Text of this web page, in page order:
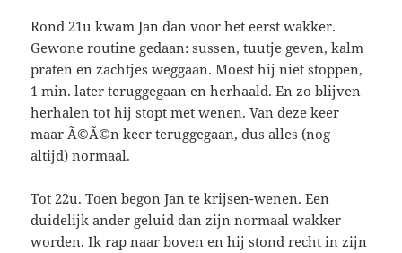
Rond 21u kwam Jan dan voor het eerst wakker.
Gewone routine gedaan: sussen, tuutje geven, kalm
praten en zachtjes weggaan. Moest hij niet stoppen,
1 min. later teruggegaan en herhaald. En zo blijven
herhalen tot hij stopt met wenen. Van deze keer
maar Ã©Ã©n keer teruggegaan, dus alles (nog
altijd) normaal.
Tot 22u. Toen begon Jan te krijsen-wenen. Een
duidelijk ander geluid dan zijn normaal wakker
worden. Ik rap naar boven en hij stond recht in zijn